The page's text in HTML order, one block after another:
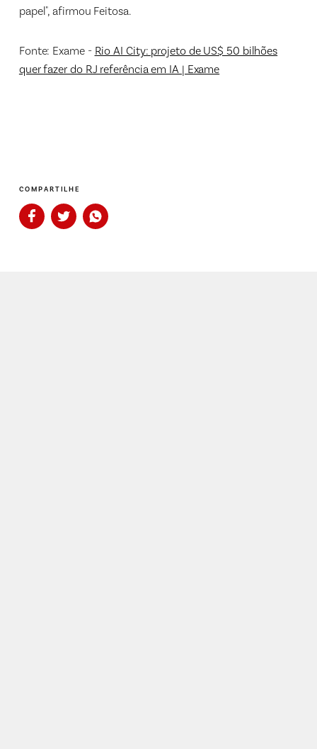
papel", afirmou Feitosa.
Fonte: Exame - Rio AI City: projeto de US$ 50 bilhões
quer fazer do RJ referência em IA | Exame
COMPARTILHE